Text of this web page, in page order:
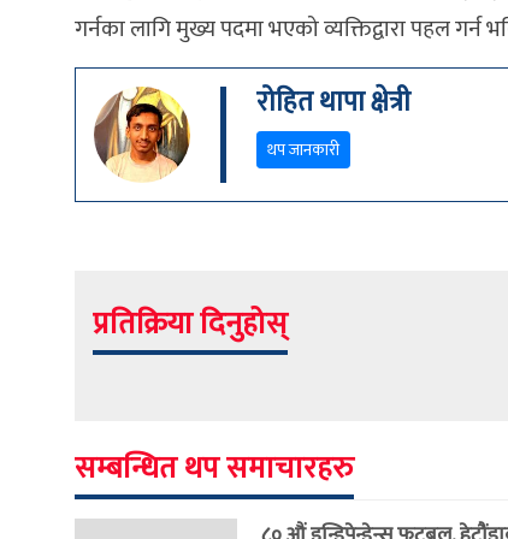
गर्नका लागि मुख्य पदमा भएको व्यक्तिद्वारा पहल गर्न
रोहित थापा क्षेत्री
थप जानकारी
प्रतिक्रिया दिनुहोस्
सम्बन्धित थप समाचारहरु